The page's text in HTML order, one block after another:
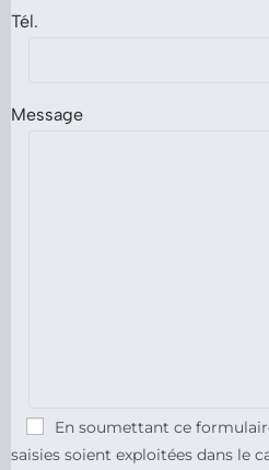
Tél.
Message
En soumettant ce
saisies soient exploitées dans le